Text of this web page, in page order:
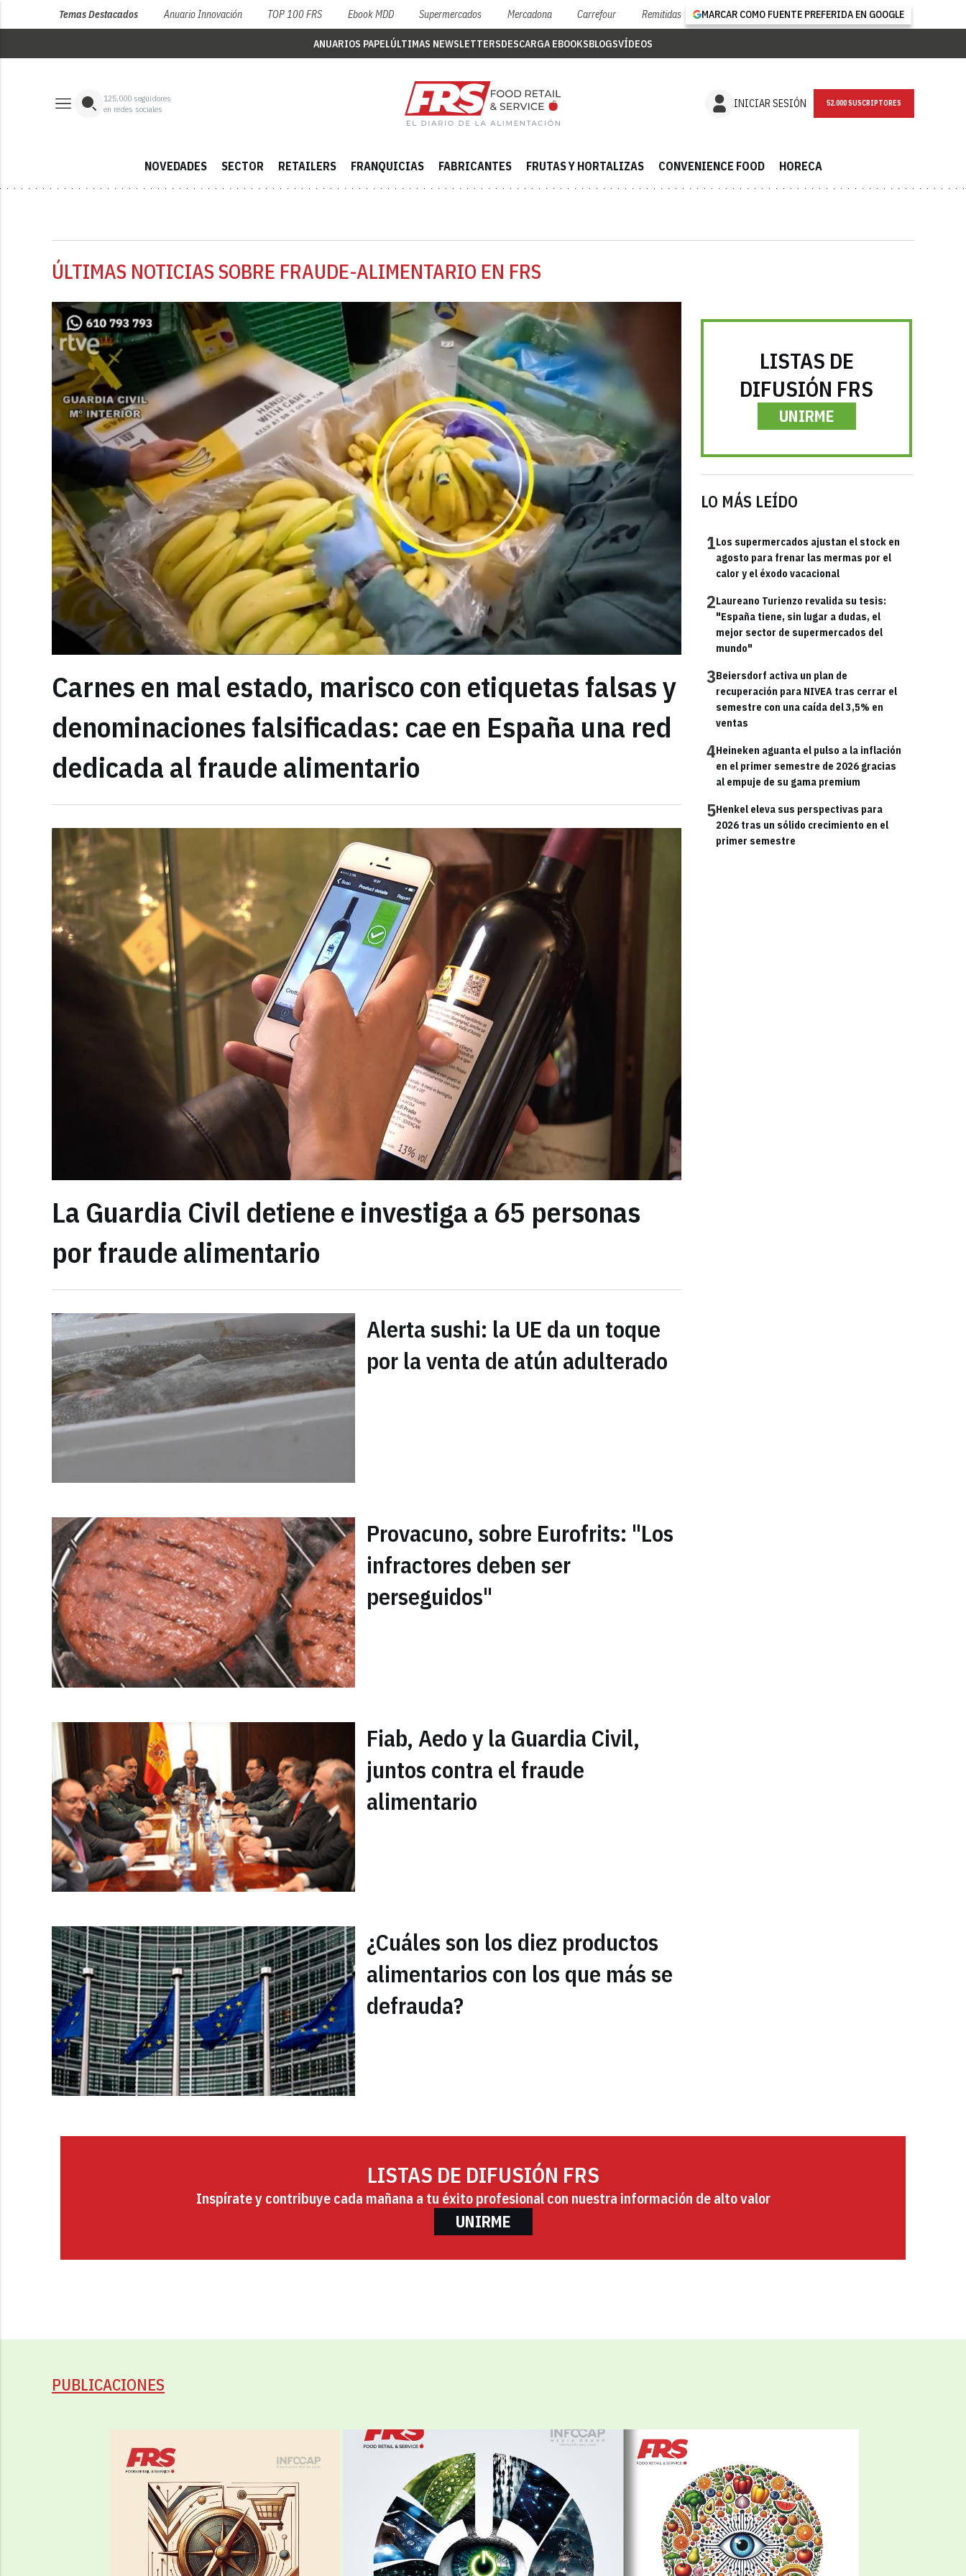
Temas Destacados Anuario Innovación TOP 100 FRS Ebook MDD Supermercados Mercadona Carrefour Remitidas MARCAR COMO FUENTE PREFERIDA EN GOOGLE
ANUARIOS PAPELÚLTIMAS NEWSLETTERSDESCARGA EBOOKSBLOGSVÍDEOS
125,000 seguidores
en redes sociales
INICIAR SESIÓN NEWSLETTER
NOVEDADES SECTOR RETAILERS FRANQUICIAS FABRICANTES FRUTAS Y HORTALIZAS CONVENIENCE FOOD HORECA
ÚLTIMAS NOTICIAS SOBRE FRAUDE-ALIMENTARIO EN FRS
Carnes en mal estado, marisco con etiquetas falsas y
denominaciones falsificadas: cae en España una red
dedicada al fraude alimentario
La Guardia Civil detiene e investiga a 65 personas
por fraude alimentario
Alerta sushi: la UE da un toque
por la venta de atún adulterado
Provacuno, sobre Eurofrits: "Los
infractores deben ser
perseguidos"
Fiab, Aedo y la Guardia Civil,
juntos contra el fraude
alimentario
¿Cuáles son los diez productos
alimentarios con los que más se
defrauda?
LISTAS DE
DIFUSIÓN FRS
UNIRME
LO MÁS LEÍDO
1Los supermercados ajustan el stock en
agosto para frenar las mermas por el
calor y el éxodo vacacional
2Laureano Turienzo revalida su tesis:
"España tiene, sin lugar a dudas, el
mejor sector de supermercados del
mundo"
3Beiersdorf activa un plan de
recuperación para NIVEA tras cerrar el
semestre con una caída del 3,5% en
ventas
4Heineken aguanta el pulso a la inflación
en el primer semestre de 2026 gracias
al empuje de su gama premium
5Henkel eleva sus perspectivas para
2026 tras un sólido crecimiento en el
primer semestre
LISTAS DE DIFUSIÓN FRS
Inspírate y contribuye cada mañana a tu éxito profesional con nuestra información de alto valor
UNIRME
PUBLICACIONES